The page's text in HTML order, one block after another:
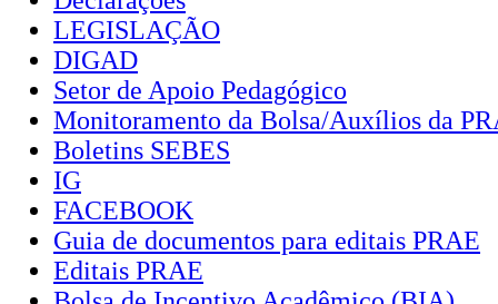
LEGISLAÇÃO
DIGAD
Setor de Apoio Pedagógico
Monitoramento da Bolsa/Auxílios da
Boletins SEBES
IG
FACEBOOK
Guia de documentos para editais PRAE
Editais PRAE